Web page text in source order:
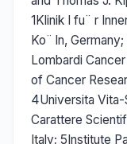
1Klinik I fu¨ r
Ko¨ ln,
Lombardi
of Cancer
4Universita Vita-
Carattere
Italy; 5Institute